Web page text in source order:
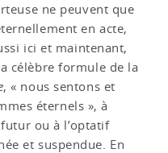
ne peuvent que
en acte,
ici et maintenant,
célèbre formule de la
, « nous sentons et
éternels », à
ou à l’optatif
et suspendue. En